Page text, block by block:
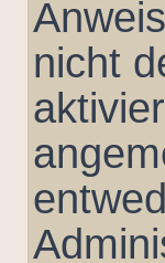
nicht